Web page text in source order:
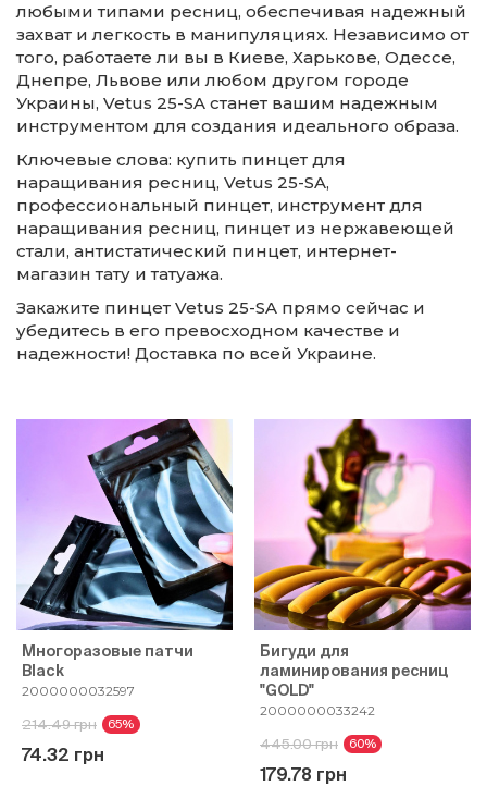
любыми типами ресниц, обеспечивая надежный
захват и легкость в манипуляциях. Независимо от
того, работаете ли вы в Киеве, Харькове, Одессе,
Днепре, Львове или любом другом городе
Украины, Vetus 25-SA станет вашим надежным
инструментом для создания идеального образа.
Ключевые слова: купить пинцет для
наращивания ресниц, Vetus 25-SA,
профессиональный пинцет, инструмент для
наращивания ресниц, пинцет из нержавеющей
стали, антистатический пинцет, интернет-
магазин тату и татуажа.
Закажите пинцет Vetus 25-SA прямо сейчас и
убедитесь в его превосходном качестве и
надежности! Доставка по всей Украине.
Многоразовые патчи
Black
2000000032597
214.49 грн 65%
74.32 грн
Бигуди для
ламинирования ресниц
"GOLD"
2000000033242
445.00 грн 60%
179.78 грн